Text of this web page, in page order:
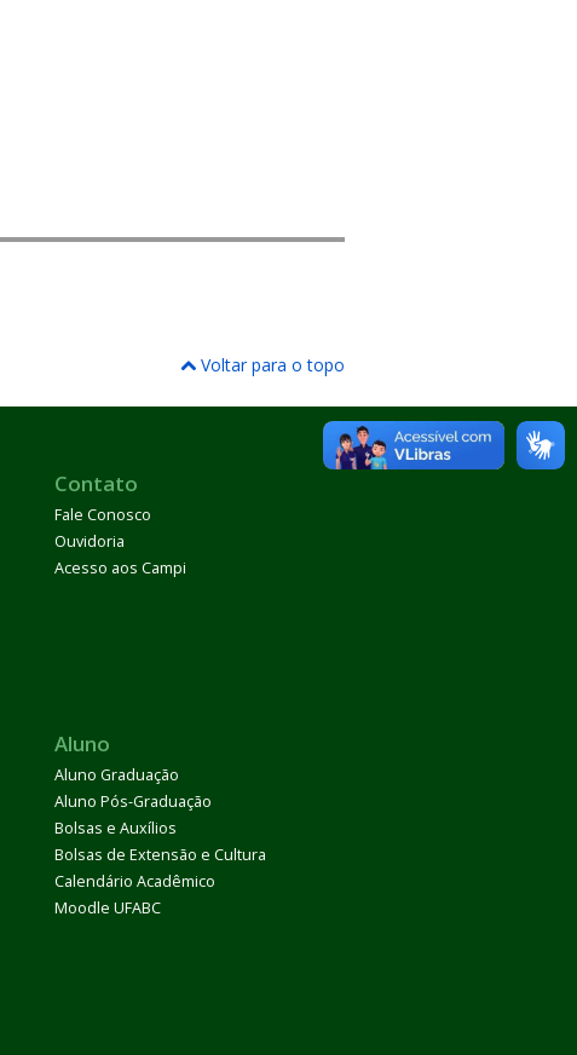
Voltar para o topo
Contato
Fale Conosco
Ouvidoria
Acesso aos Campi
Aluno
Aluno Graduação
Aluno Pós-Graduação
Bolsas e Auxílios
Bolsas de Extensão e Cultura
Calendário Acadêmico
Moodle UFABC